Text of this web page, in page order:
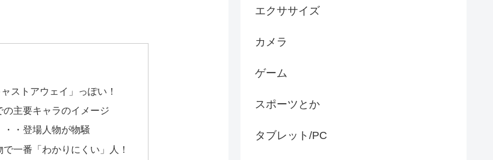
ストアウェイ」っぽい！
の主要キャラのイメージ
・登場人物が物騒
一番「わかりにくい」人！
エクササイズ
カメラ
ゲーム
スポーツとか
タブレット/PC